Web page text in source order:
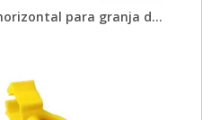
Tetina horizontal para granja de pollos, hecha a mano, para bebedero de pollos de patio trasero, tetina para cubos